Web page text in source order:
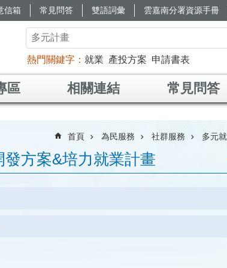
信箱 常見問答 雙語詞彙 雲嘉南分署資源手冊
熱門關鍵字 就業 產投方案 申請書表
區 相關連結 常見問答
首頁 為民服務 社群服務 多元
發方案&培力就業計畫